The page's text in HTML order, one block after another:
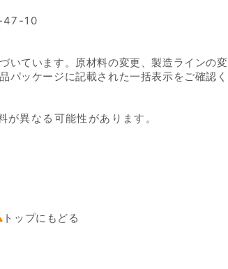
47-10
いています。原材料の変更、製造ラインの変
パッケージに記載された一括表示をご確認く
が異なる可能性があります。
トップにもどる